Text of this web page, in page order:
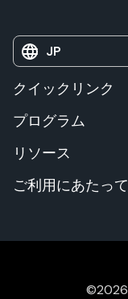
JP
クイックリンク
プログラム
リソース
ご利用にあたって
©2026